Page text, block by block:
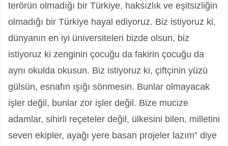
terörün olmadığı bir Türkiye, haksızlık ve eşitsizliğin
olmadığı bir Türkiye hayal ediyoruz. Biz istiyoruz ki,
dünyanın en iyi üniversiteleri bizde olsun, biz
istiyoruz ki zenginin çocuğu da fakirin çocuğu da
aynı okulda okusun. Biz istiyoruz ki, çiftçinin yüzü
gülsün, esnafın ışığı sönmesin. Bunlar olmayacak
işler değil, bunlar zor işler değil. Bize mucize
adamlar, sihirli reçeteler değil, ülkesini bilen, milletini
seven ekipler, ayağı yere basan projeler lazım” diye